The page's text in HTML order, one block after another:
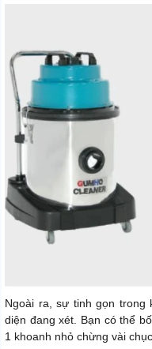
Ngoài ra, sự tinh gọn trong
diện đang xét. Bạn có thể
1 khoanh nhỏ chừng vài